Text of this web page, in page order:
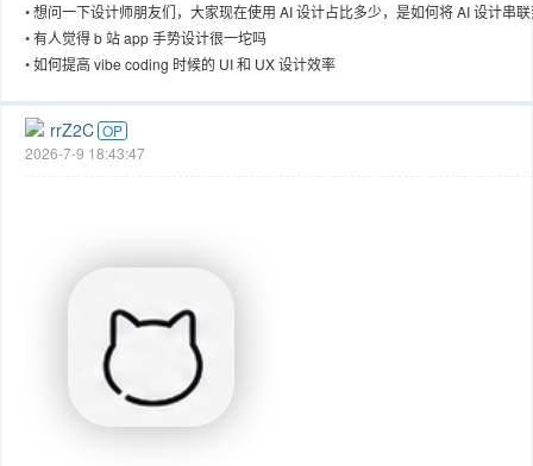
•想问一下设计师朋友们，大家现在使用 AI 设计占比多少，是如何将 AI 设计串
项目中的
•有人觉得 b 站 app 手势设计很一坨吗
•如何提高 vibe coding 时候的 UI 和 UX 设计效率
rrZ2C OP
2026-7-9 18:43:47